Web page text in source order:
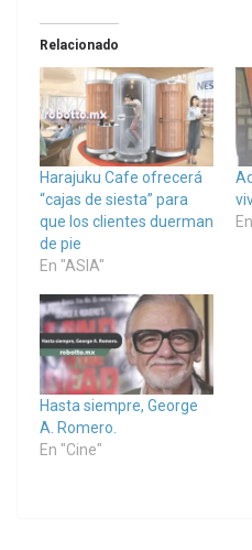
Relacionado
Harajuku Cafe ofrecerá
“cajas de siesta” para
que los clientes duerman
de pie
En "ASIA"
Hasta siempre, George
A. Romero.
En "Cine"